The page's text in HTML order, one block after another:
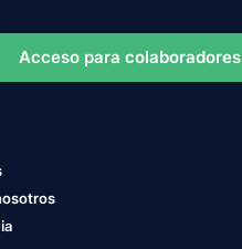
Acceso para colaboradores